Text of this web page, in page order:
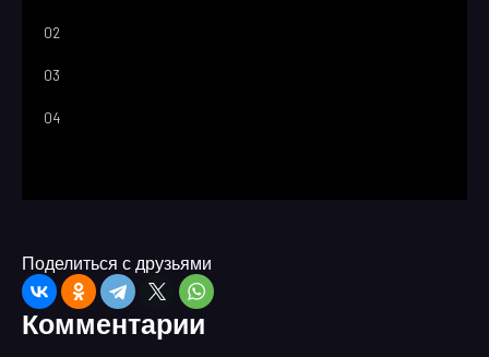
02
03
04
Поделиться с друзьями
Комментарии